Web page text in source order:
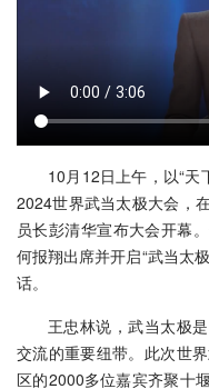
10月12日上午，以“天
2024世界武当太极大会，
员长彭清华宣布大会开幕
何报翔出席并开启“武当太
话。
王忠林说，武当太极
交流的重要纽带。此次世
区的2000多位嘉宾齐聚十